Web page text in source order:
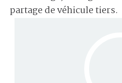
partage de véhicule tiers.